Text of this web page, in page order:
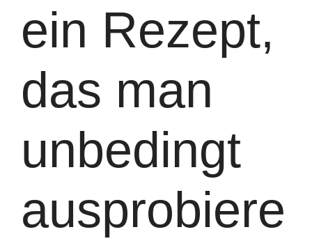
ein Rezept,
das man
unbedingt
ausprobiere